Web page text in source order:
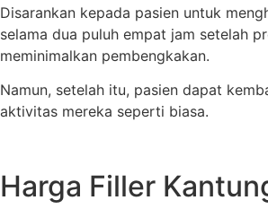
Disarankan kepada pasien untuk
selama dua puluh empat jam setelah
meminimalkan pembengkakan.
Namun, setelah itu, pasien dapat
aktivitas mereka seperti biasa.
Harga Filler